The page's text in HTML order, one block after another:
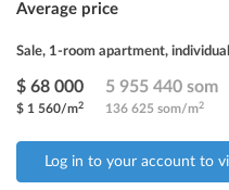
Average price
Sale, 1-room apartment,
$ 68 000
$ 1 560/m2
5 955 440 som
136 625 som/m2
Log in to your account to